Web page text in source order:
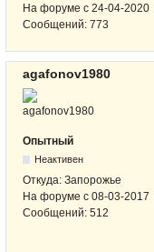
На форуме с 24-04-2020
Сообщений: 773
agafonov1980
Опытный
Неактивен
Откуда: Запорожье
На форуме с 08-03-2017
Сообщений: 512